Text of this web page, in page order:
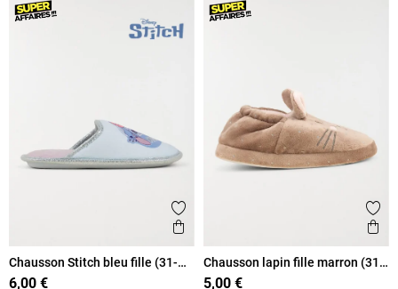
Ajouter aux favoris
Aperçu rapide
Chausson Stitch bleu fille (31-
35)
6,00 €
Chausson lapin fille marron (31-
35)
5,00 €